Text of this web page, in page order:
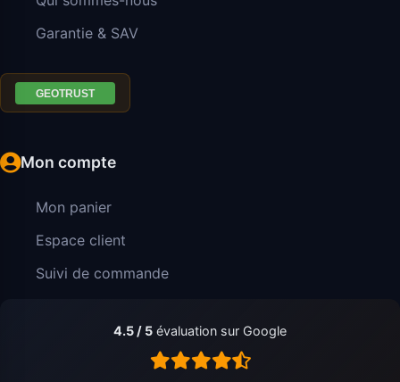
Garantie & SAV
Mon compte
Mon panier
Espace client
Suivi de commande
4.5 / 5 évaluation sur Google